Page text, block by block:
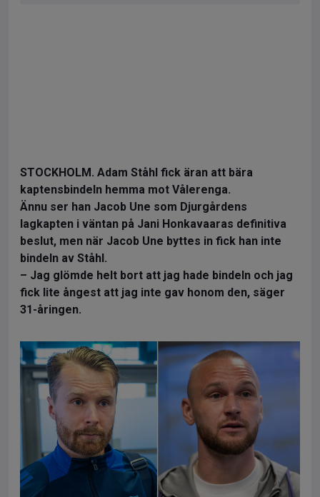
STOCKHOLM. Adam Ståhl fick äran att bära
kaptensbindeln hemma mot Vålerenga.
Ännu ser han Jacob Une som Djurgårdens
lagkapten i väntan på Jani Honkavaaras definitiva
beslut, men när Jacob Une byttes in fick han inte
bindeln av Ståhl.
– Jag glömde helt bort att jag hade bindeln och jag
fick lite ångest att jag inte gav honom den, säger
31-åringen.